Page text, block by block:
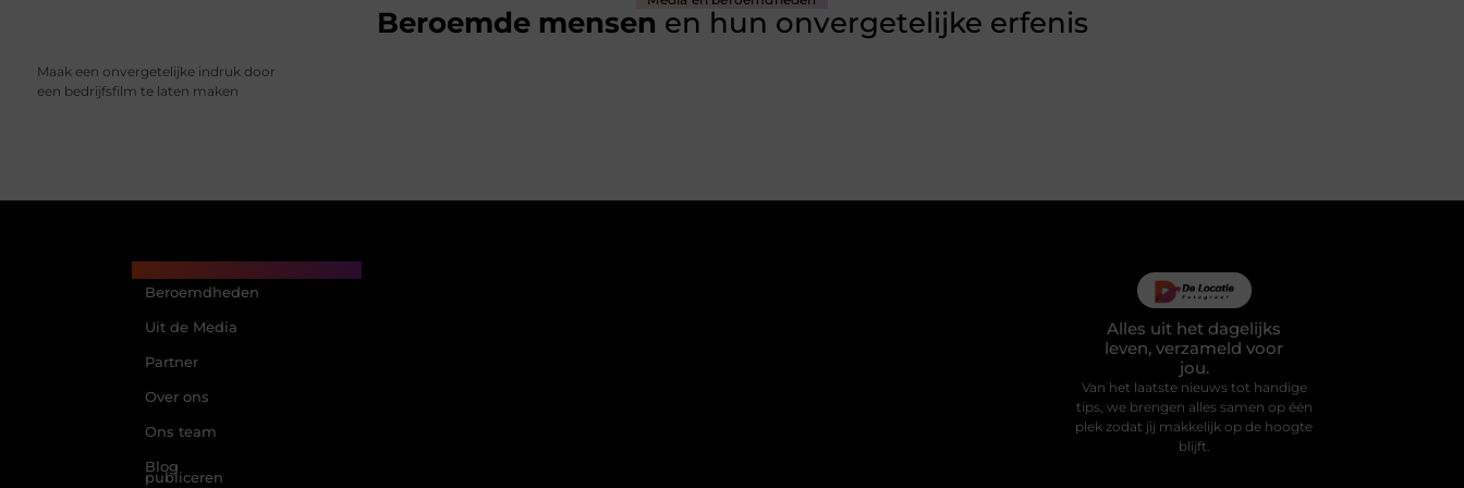
Beroemde mensen en hun onvergetelijke erfenis
Maak een onvergetelijke indruk door
een bedrijfsfilm te laten maken
Beroemdheden
Uit de Media
Partner
Over ons
Ons team
Blog
publiceren
Alles uit het dagelijks
leven, verzameld voor
jou.
Van het laatste nieuws tot handige
tips, we brengen alles samen op één
plek zodat jij makkelijk op de hoogte
blijft.